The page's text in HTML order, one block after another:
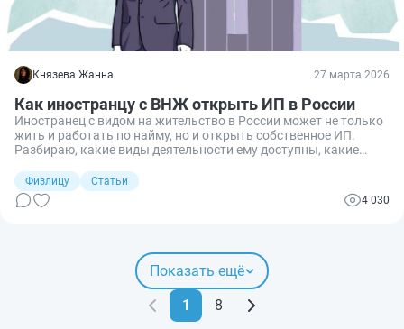
Князева Жанна 27 марта 2026
Как иностранцу с ВНЖ открыть ИП в России
Иностранец с видом на жительство в России может не только
жить и работать по найму, но и открыть собственное ИП.
Разбираю, какие виды деятельности ему доступны, какие
налоговый режим и нужно ли сообщать о
предпринимательстве в МВД.
Физлицу
Статьи
4 030
Показать ещё
1 8